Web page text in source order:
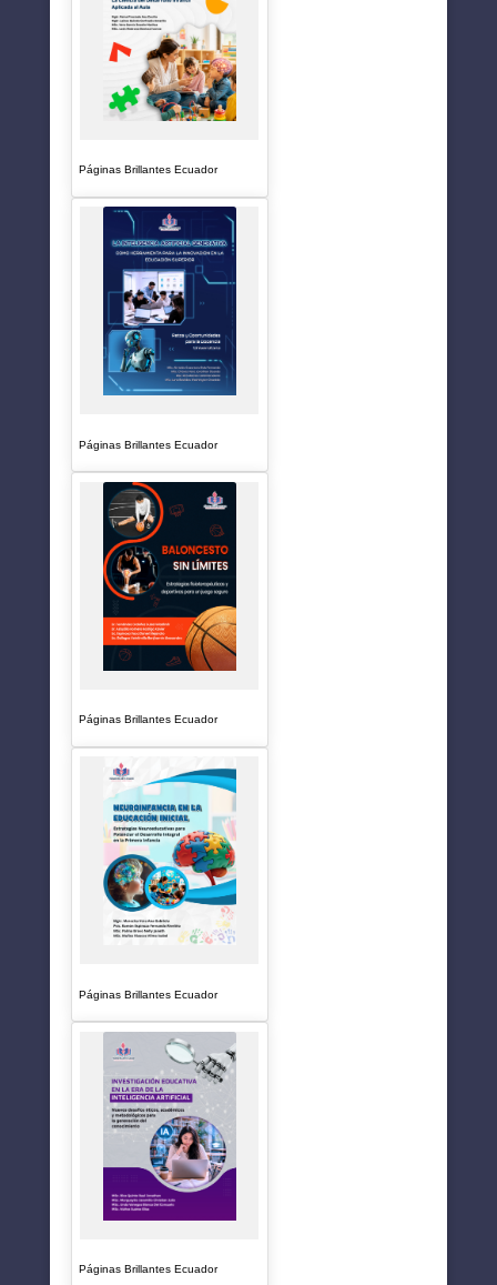
Páginas Brillantes Ecuador
Páginas Brillantes Ecuador
Páginas Brillantes Ecuador
Páginas Brillantes Ecuador
Páginas Brillantes Ecuador